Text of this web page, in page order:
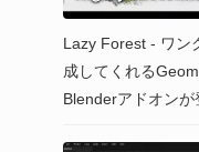
Lazy Forest - ワン
成してくれる
Blenderアドオンが